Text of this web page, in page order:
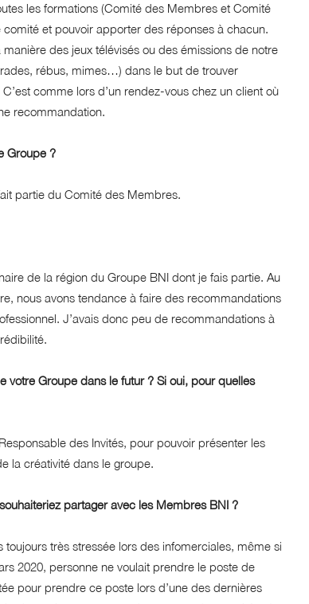
les formations (Comité des Membres et Comité
et pouvoir apporter des réponses à chacun.
des jeux télévisés ou des émissions de notre
rébus, mimes…) dans le but de trouver
comme lors d’un rendez-vous chez un client où
recommandation.
Groupe ?
partie du Comité des Membres.
de la région du Groupe BNI dont je fais partie. Au
nous avons tendance à faire des recommandations
J’avais donc peu de recommandations à
votre Groupe dans le futur ? Si oui, pour quelles
des Invités, pour pouvoir présenter les
la créativité dans le groupe.
partager avec les Membres BNI ?
toujours très stressée lors des infomerciales, même si
2020, personne ne voulait prendre le poste de
pour prendre ce poste lors d’une des dernières